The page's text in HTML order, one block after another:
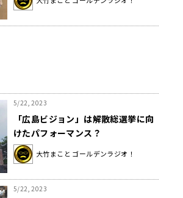
5/22, 2023
「広島ビジョン」は解散総選挙に向
けたパフォーマンス？
大竹まこと ゴールデンラジオ！
5/22, 2023